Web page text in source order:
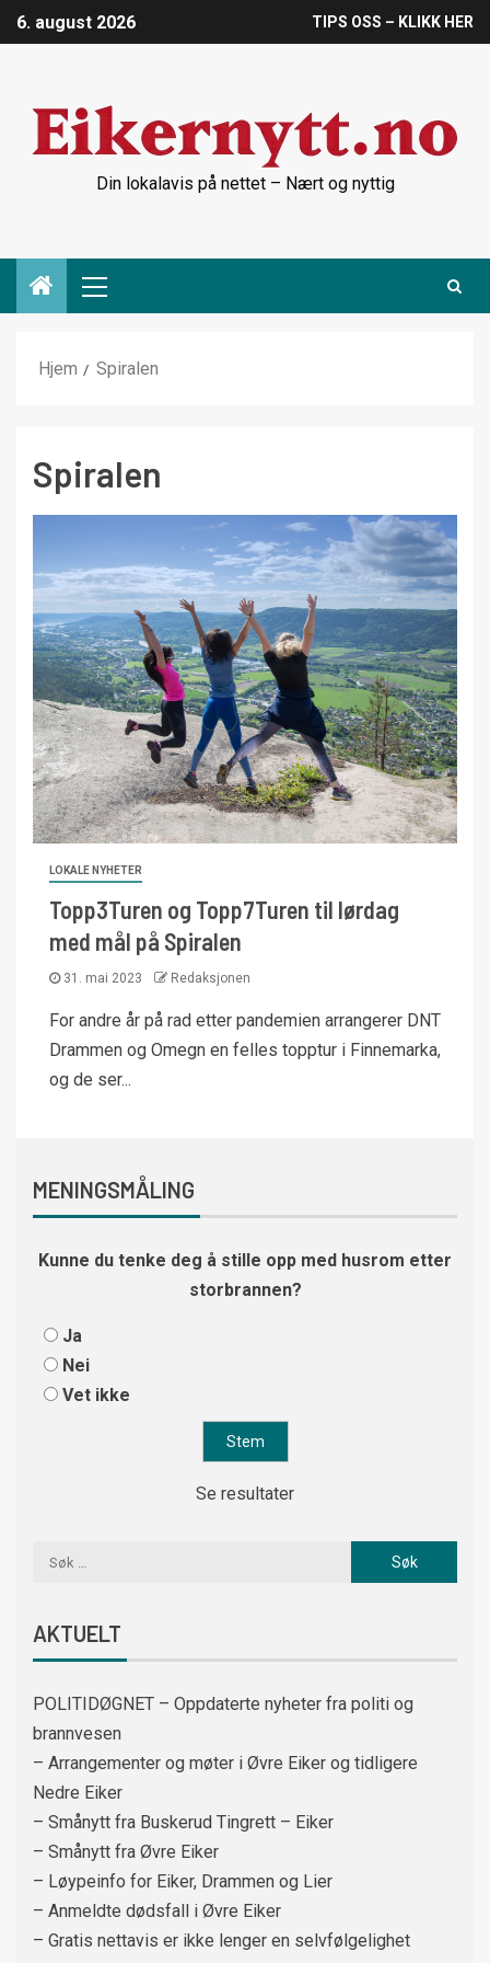
6. august 2026 TIPS OSS – KLIKK HER
Din lokalavis på nettet – Nært og nyttig
Hjem Spiralen
Spiralen
LOKALE NYHETER
Topp3Turen og Topp7Turen til lørdag
med mål på Spiralen
31. mai 2023 Redaksjonen
For andre år på rad etter pandemien arrangerer DNT
Drammen og Omegn en felles topptur i Finnemarka,
og de ser...
MENINGSMÅLING
Kunne du tenke deg å stille opp med husrom etter
storbrannen?
Ja
Nei
Vet ikke
Se resultater
AKTUELT
POLITIDØGNET – Oppdaterte nyheter fra politi og
brannvesen
– Arrangementer og møter i Øvre Eiker og tidligere
Nedre Eiker
– Smånytt fra Buskerud Tingrett – Eiker
– Smånytt fra Øvre Eiker
– Løypeinfo for Eiker, Drammen og Lier
– Anmeldte dødsfall i Øvre Eiker
– Gratis nettavis er ikke lenger en selvfølgelighet